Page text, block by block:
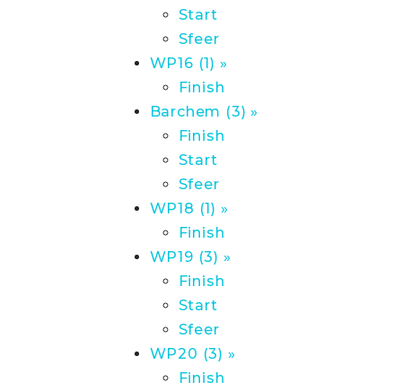
Start
Sfeer
WP16 (1) »
Finish
Barchem (3) »
Finish
Start
Sfeer
WP18 (1) »
Finish
WP19 (3) »
Finish
Start
Sfeer
WP20 (3) »
Finish